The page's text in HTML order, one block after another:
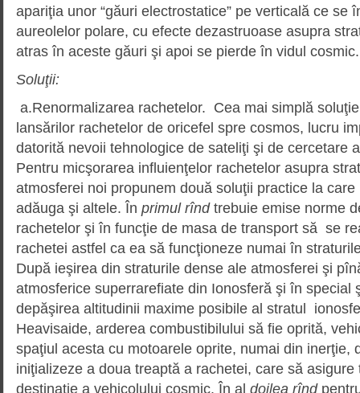
apariţia unor “găuri electrostatice” pe verticală ce se
aureolelor polare, cu efecte dezastruoase asupra
atras în aceste găuri şi apoi se pierde în vidul cosmic.
Soluţii:
a.Renormalizarea rachetelor. Cea mai simplă
lansărilor rachetelor de oricefel spre cosmos, lucru
datorită nevoii tehnologice de sateliţi şi de cercetare
Pentru micşorarea influienţelor rachetelor asupra
atmosferei noi propunem două soluţii practice la
adăuga şi altele. În primul rîndtrebuie emise norme
rachetelor şi în funcţie de masa de transport să se
rachetei astfel ca ea să funcţioneze numai în
După ieşirea din straturile dense ale atmosferei şi
atmosferice superrarefiate din Ionosferă şi în special
depăşirea altitudinii maxime posibile al stratul
Heavisaide, arderea combustibilului să fie oprită,
spaţiul acesta cu motoarele oprite, numai din inerţie,
iniţializeze a doua treaptă a rachetei, care să
destinaţie a vehicolului cosmic. În al doilea rînd